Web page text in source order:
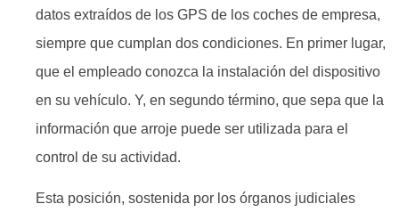
datos extraídos de los GPS de los coches de empresa,
siempre que cumplan dos condiciones. En primer lugar,
que el empleado conozca la instalación del dispositivo
en su vehículo. Y, en segundo término, que sepa que la
información que arroje puede ser utilizada para el
control de su actividad.
Esta posición, sostenida por los órganos judiciales